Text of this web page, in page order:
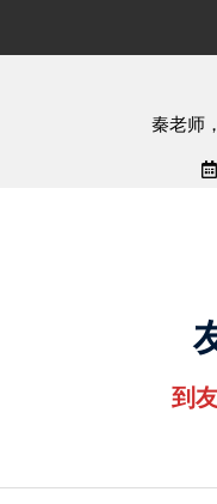
孟老师
到